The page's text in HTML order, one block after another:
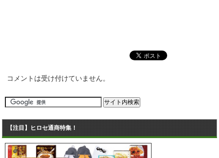
コメントは受け付けていません。
【注目】ヒロセ通商特集！